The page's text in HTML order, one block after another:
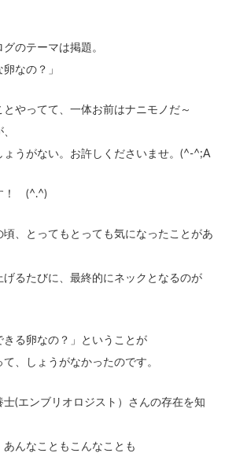
のテーマは掲題。
なの？」
やってて、一体お前はナニモノだ～
ょうがない。お許しくださいませ。(^-^;A
！ (^.^)
、とってもとっても気になったことがあ
げるたびに、最終的にネックとなるのが
きる卵なの？」ということが
、しょうがなかったのです。
(エンブリオロジスト）さんの存在を知
あんなこともこんなことも